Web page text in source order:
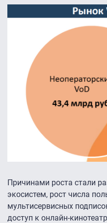
Причинами роста стали
экосистем, рост числа
мультисервисных
доступ к онлайн-